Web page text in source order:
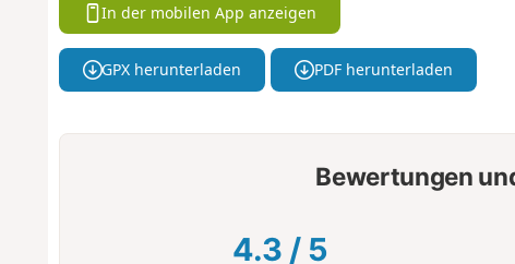
In der mobilen App anzeigen
GPX herunterladen PDF herunterladen
Bewertungen
4.3 / 5